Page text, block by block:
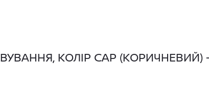
КОЛІР CAP (КОРИЧНЕВИЙ)